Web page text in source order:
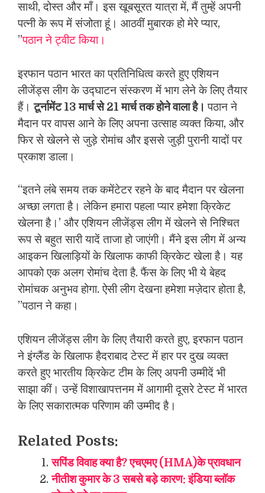
साथी, दोस्त और माँ। इस खूबसूरत यात्रा में, मैं तुम्हें अपनी
पत्नी के रूप में संजोता हूं। आठवीं मुबारक हो मेरे प्यार,
”पठान ने ट्वीट किया।
इरफान पठान भारत का प्रतिनिधित्व करते हुए एशियन
लीजेंड्स लीग के उद्घाटन संस्करण में भाग लेने के लिए तैयार
हैं।टूर्नामेंट 13 मार्च से 21 मार्च तक होने वाला है।पठान ने
मैदान पर वापस आने के लिए अपना उत्साह व्यक्त किया, और
फिर से खेलने से जुड़े रोमांच और इससे जुड़ी पुरानी यादों पर
प्रकाश डाला।
“इतने लंबे समय तक कमेंटेटर रहने के बाद मैदान पर खेलना
अच्छा लगता है। लेकिन हमारा पहला प्यार हमेशा क्रिकेट
खेलना है।’ और एशियन लीजेंड्स लीग में खेलने से निश्चित
रूप से बहुत सारी यादें ताजा हो जाएंगी। मैंने इस लीग में अन्य
आइकन खिलाड़ियों के खिलाफ काफी क्रिकेट खेला है। यह
आपको एक अलग रोमांच देता है. फैंस के लिए भी ये बेहद
रोमांचक अनुभव होगा. ऐसी लीग देखना हमेशा मज़ेदार होता है,
”पठान ने कहा।
एशियन लीजेंड्स लीग के लिए तैयारी करते हुए, इरफान पठान
ने इंग्लैंड के खिलाफ हैदराबाद टेस्ट में हार पर दुख व्यक्त
करते हुए भारतीय क्रिकेट टीम के लिए अपनी उम्मीदें भी
साझा कीं। उन्हें विशाखापत्तनम में आगामी दूसरे टेस्ट में भारत
के लिए सकारात्मक परिणाम की उम्मीद है।
Related Posts:
सपिंड विवाह क्या है? एचएमए (HMA)के प्रावधान
नीतीश कुमार के 3 सबसे बड़े कारण: इंडिया ब्लॉक